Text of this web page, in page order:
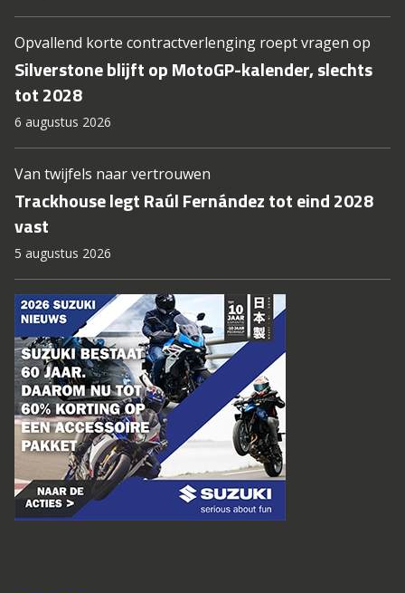
Opvallend korte contractverlenging roept vragen op
Silverstone blijft op MotoGP-kalender, slechts
tot 2028
6 augustus 2026
Van twijfels naar vertrouwen
Trackhouse legt Raúl Fernández tot eind 2028
vast
5 augustus 2026